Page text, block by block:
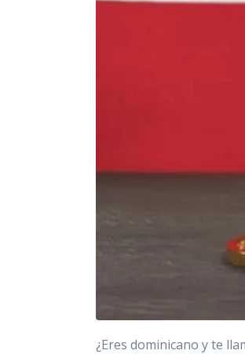
¿Eres dominicano y te